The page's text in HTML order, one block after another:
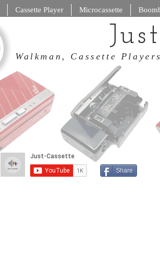
Cassette Player Microcassette
Walkman, Cassette
Share